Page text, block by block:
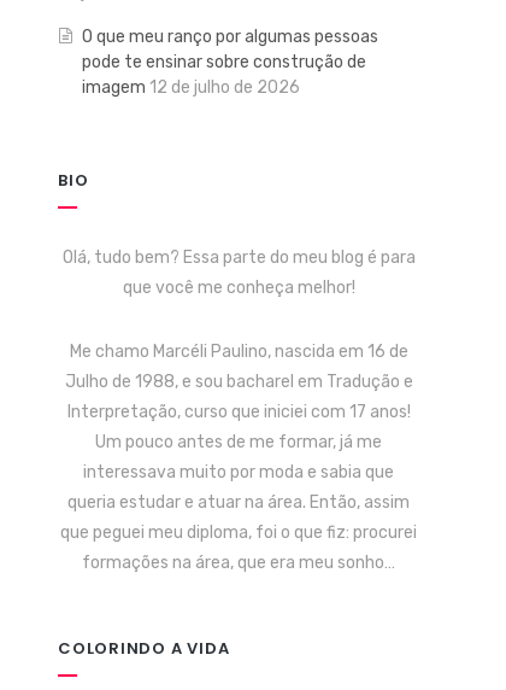
O que meu ranço por algumas pessoas
pode te ensinar sobre construção de
imagem 12 de julho de 2026
BIO
Olá, tudo bem? Essa parte do meu blog é para
que você me conheça melhor!
Me chamo Marcéli Paulino, nascida em 16 de
Julho de 1988, e sou bacharel em Tradução e
Interpretação, curso que iniciei com 17 anos!
Um pouco antes de me formar, já me
interessava muito por moda e sabia que
queria estudar e atuar na área. Então, assim
que peguei meu diploma, foi o que fiz: procurei
formações na área, que era meu sonho…
COLORINDO A VIDA